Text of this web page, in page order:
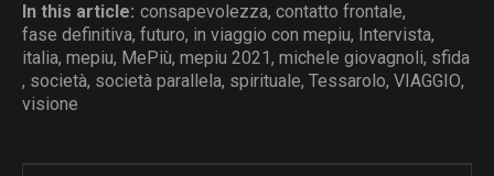
In this article: consapevolezza, contatto frontale,
fase definitiva, futuro, in viaggio con mepiu, Intervista,
italia, mepiu, MePiù, mepiu 2021, michele giovagnoli, sfida
, società, società parallela, spirituale, Tessarolo, VIAGGIO,
visione